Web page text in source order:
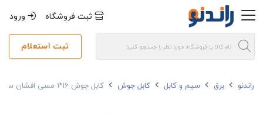
ثبت فروشگاه ورود
ثبت استعلام
راندنو برق سیم و کابل کابل جوش کابل جوش 16*1 مسی افشان سیمیا